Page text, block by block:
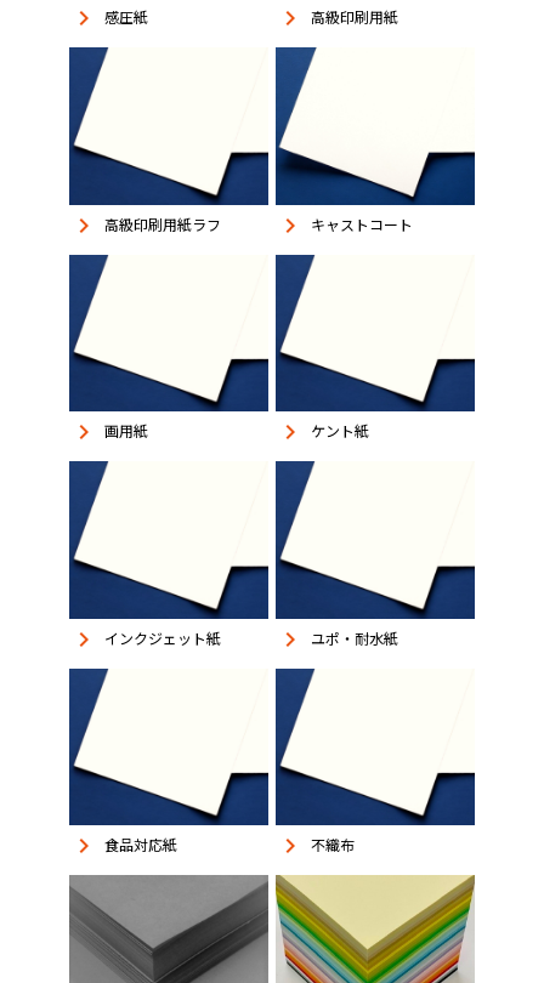
keyboard_arrow_right 感圧紙 keyboard_arrow_right 高級印刷用紙
keyboard_arrow_right 高級印刷用紙ラフ keyboard_arrow_right キャストコート
keyboard_arrow_right 画用紙 keyboard_arrow_right ケント紙
keyboard_arrow_right インクジェット紙 keyboard_arrow_right ユポ・耐水紙
keyboard_arrow_right 食品対応紙 keyboard_arrow_right 不織布